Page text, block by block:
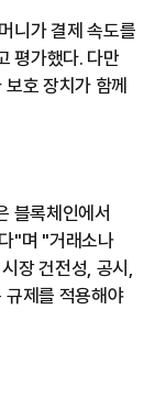
니가 결제 속도를
평가했다. 다만
호 장치가 함께
블록체인에서
"며 "거래소나
장 건전성, 공시,
규제를 적용해야